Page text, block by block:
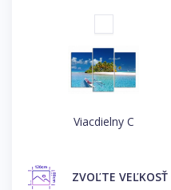
Viacdielny C
ZVOĽTE